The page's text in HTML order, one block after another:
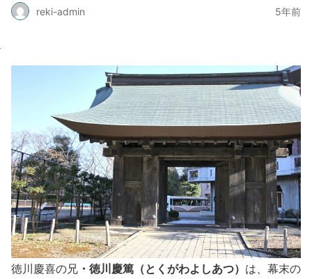
reki-admin 5年前
徳川慶喜の兄 ・徳川慶篤（とくがわよしあつ） は、幕末の